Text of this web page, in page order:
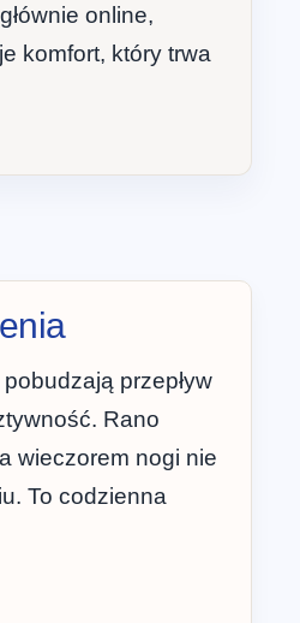
online,
komfort, który trwa
przepływ
Rano
wieczorem nogi nie
To codzienna